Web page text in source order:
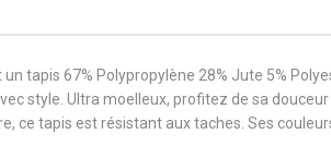
un tapis 67% Polypropylène 28% Jute 5%
style. Ultra moelleux, profitez de sa
ce tapis est résistant aux taches. Ses